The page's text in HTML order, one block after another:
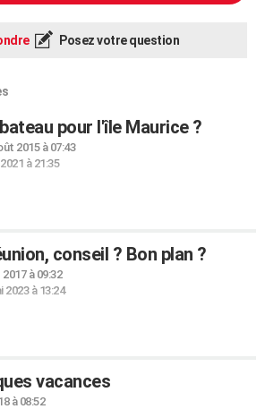
Posez votre question
pour l'île Maurice ?
2015 à 07:43
à 21:35
conseil ? Bon plan ?
2017 à 09:32
2023 à 13:24
vacances
à 08:52